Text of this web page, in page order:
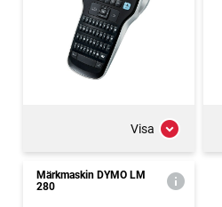
Visa
Märkmaskin DYMO LM
280